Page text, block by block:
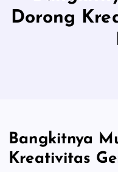
Dorong
Bangkitnya
Kreativitas